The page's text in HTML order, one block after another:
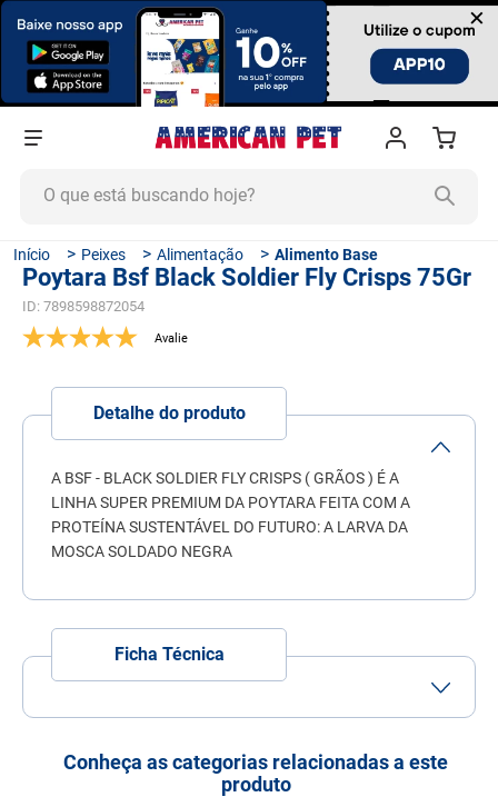
×
Peixes Alimentação Alimento Base
Poytara Bsf Black Soldier Fly Crisps 75Gr
ID: 7898598872054
Detalhe do produto
A BSF - BLACK SOLDIER FLY CRISPS ( GRÃOS ) É A
LINHA SUPER PREMIUM DA POYTARA FEITA COM A
PROTEÍNA SUSTENTÁVEL DO FUTURO: A LARVA DA
MOSCA SOLDADO NEGRA
Ficha Técnica
Conheça as categorias relacionadas a este
produto
TERMOS MAIS BUSCADOS
1º
ração cachorro
areia
5º
ração
6º
fórmula natural
º
quatree
10º ração premier